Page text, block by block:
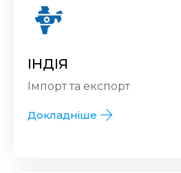
ІНДІЯ
Імпорт та експорт
Докладніше